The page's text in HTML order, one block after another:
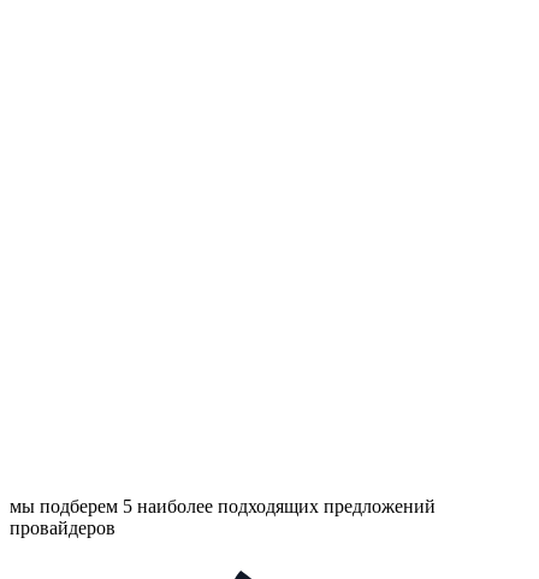
мы подберем 5 наиболее подходящих предложений
провайдеров